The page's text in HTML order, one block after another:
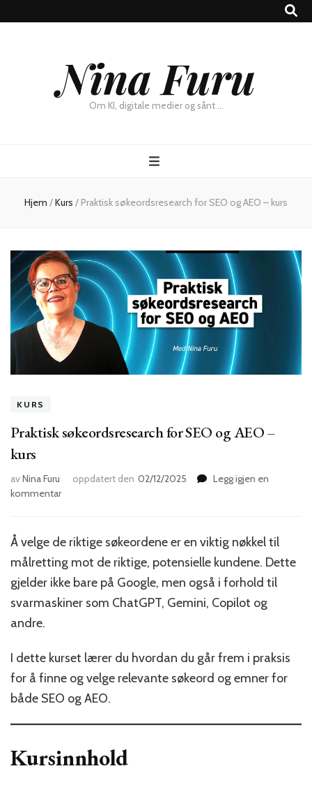
Nina Furu
Om KI, digitale medier og sånt …
Hjem /Kurs / Praktisk søkeordsresearch for SEO og AEO – kurs
KURS
Praktisk søkeordsresearch for SEO og AEO –
kurs
avNina Furu oppdatert den 02/12/2025
Legg igjen en
kommentartil
og
AEO
–
kurs
Å velge de riktige søkeordene er en viktig nøkkel til
målretting mot de riktige, potensielle kundene. Dette
gjelder ikke bare på Google, men også i forhold til
svarmaskiner som ChatGPT, Gemini, Copilot og
andre.
I dette kurset lærer du hvordan du går frem i praksis
for å finne og velge relevante søkeord og emner for
både SEO og AEO.
Kursinnhold